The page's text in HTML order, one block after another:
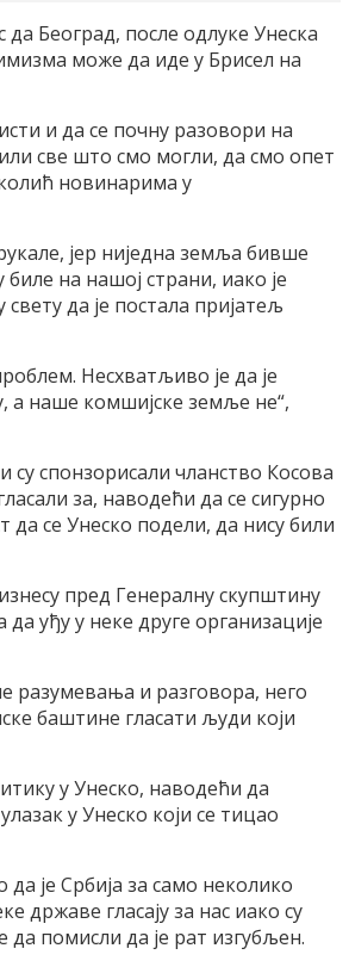
Београд, после одлуке Унеска
може да иде у Брисел на
и да се почну разовори на
све што смо могли, да смо опет
новинарима у
јер ниједна земља бивше
на нашој страни, иако је
да је постала пријатељ
Несхватљиво је да је
а наше комшијске земље не“,
су спонзорисали чланство Косова
за, наводећи да се сигурно
да се Унеско подели, да нису били
пред Генералну скупштину
уђу у неке друге организације
разумевања и разговора, него
баштине гласати људи који
у Унеско, наводећи да
у Унеско који се тицао
је Србија за само неколико
државе гласају за нас иако су
помисли да је рат изгубљен.